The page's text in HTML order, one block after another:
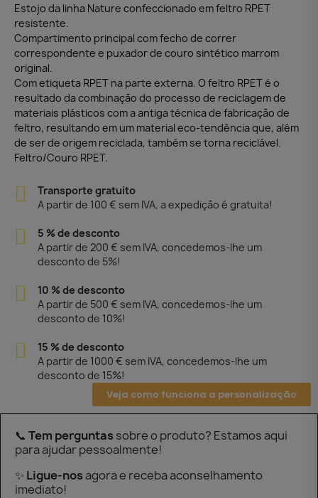
Estojo da linha Nature confeccionado em feltro RPET
resistente.
Compartimento principal com fecho de correr
correspondente e puxador de couro sintético marrom
original.
Com etiqueta RPET na parte externa. O feltro RPET é o
resultado da combinação do processo de reciclagem de
materiais plásticos com a antiga técnica de fabricação de
feltro, resultando em um material eco-tendência que, além
de ser de origem reciclada, também se torna reciclável.
Feltro/Couro RPET.
Transporte gratuito
A partir de 100 € sem IVA, a expedição é gratuita!
5 % de desconto
A partir de 200 € sem IVA, concedemos-lhe um
desconto de 5%!
10 % de desconto
A partir de 500 € sem IVA, concedemos-lhe um
desconto de 10%!
15 % de desconto
A partir de 1000 € sem IVA, concedemos-lhe um
desconto de 15%!
Veja como funciona a personalização
📞 Tem perguntassobre o produto? Estamos aqui
para ajudar pessoalmente!
✨ Ligue-nosagora e receba aconselhamento
imediato!